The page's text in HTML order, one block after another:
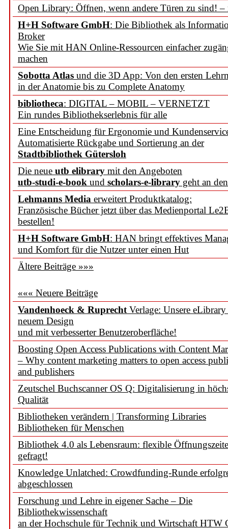
Open Library: Öffnen, wenn andere Türen zu sind! –
H+H Software GmbH: Die Bibliothek als
Broker
Wie Sie mit HAN Online-Ressourcen einfacher
machen
Sobotta Atlas und die 3D App: Von den ersten
in der Anatomie bis zu Complete Anatomy
bibliotheca: DIGITAL – MOBIL – VERNETZT
Ein rundes Bibliothekserlebnis für alle
Eine Entscheidung für Ergonomie und
Automatisierte Rückgabe und Sortierung an der
Stadtbibliothek Gütersloh
Die neue utb elibrary mit den Angeboten
utb-studi-e-book und scholars-e-library geht an
Lehmanns Media erweitert Produktkatalog:
Französische Bücher jetzt über das Medienportal
bestellen!
H+H Software GmbH: HAN bringt effektives
und Komfort für die Nutzer unter einen Hut
Ältere Beiträge »»»
««« Neuere Beiträge
Vandenhoeck & Ruprecht Verlage: Unsere
neuem Design
und mit verbesserter Benutzeroberfläche!
Boosting Open Access Publications with Content
– Why content marketing matters to open access
and publishers
Zeutschel Buchscanner OS Q: Digitalisierung in
Qualität
Bibliotheken verändern | Transforming Libraries
Bibliotheken für Menschen
Bibliothek 4.0 als Lebensraum: flexible
gefragt!
Knowledge Unlatched: Crowdfunding-Runde
abgeschlossen
Forschung und Lehre in eigener Sache – Die
Bibliothekwissenschaft
an der Hochschule für Technik und Wirtschaft HTW